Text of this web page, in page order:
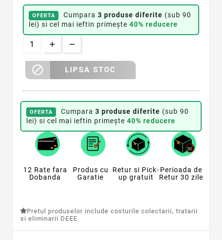
OFERTA Cumpara 3 produse diferite (sub 90
lei) si cel mai ieftin primește 40% reducere
 LIPSA STOC
OFERTA Cumpara 3 produse diferite (sub 90
lei) si cel mai ieftin primește 40% reducere
12 Rate fara
Dobanda
Produs cu
Garatie
Retur si Pick-
up gratuit
Perioada de
Retur 30 zile
Pretul produselor include costurile colectarii, tratarii
si eliminarii DEEE